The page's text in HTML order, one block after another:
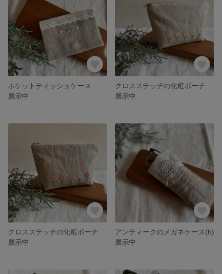
ポケットティッシュケース
展示中
クロスステッチの化粧ポーチ
展示中
クロスステッチの化粧ポーチ
展示中
アンティークのメガネケース(b)
展示中